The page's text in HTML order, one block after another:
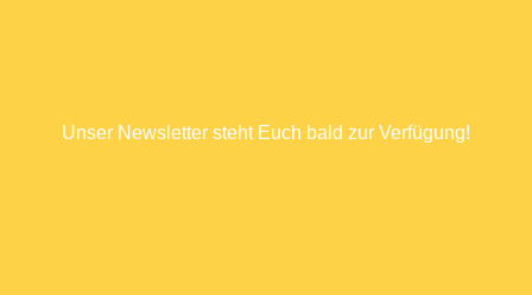
Unser Newsletter steht Euch bald zur Verfügung!